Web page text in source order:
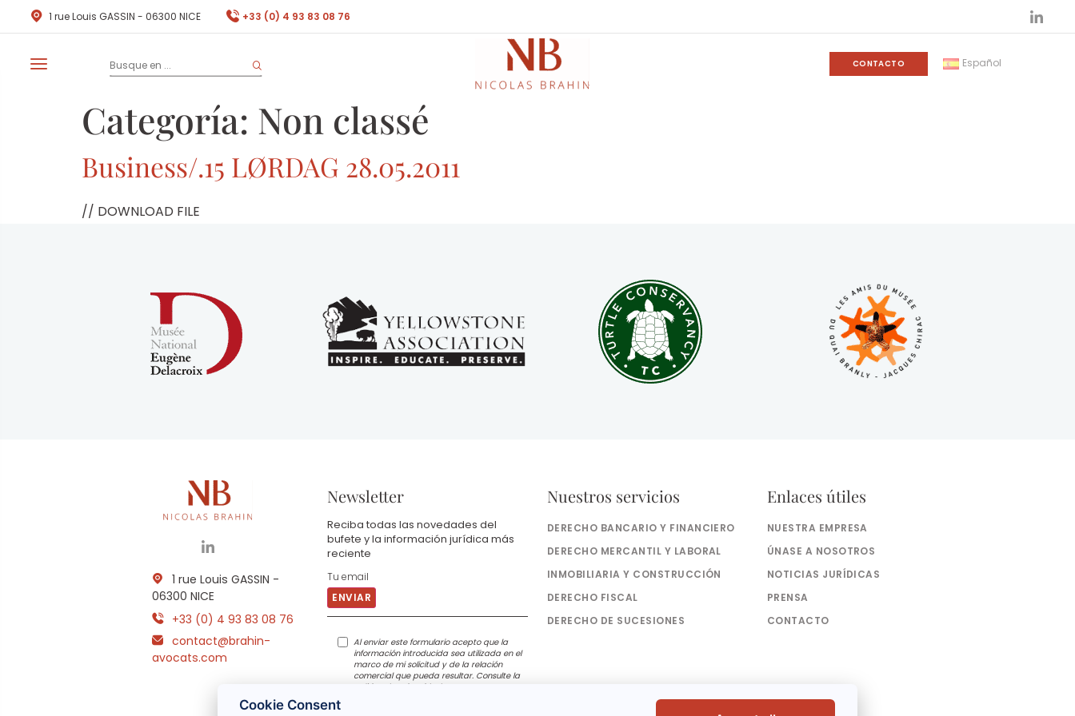
1 rue Louis GASSIN - 06300 NICE +33 (0) 4 93 83 08 76
CONTACTO Español
Categoría: Non classé
Business/.15 LØRDAG 28.05.2011
// DOWNLOAD FILE
1 rue Louis GASSIN -
06300 NICE
+33 (0) 4 93 83 08 76
contact@brahin-
avocats.com
Newsletter
Reciba todas las novedades del
bufete y la información jurídica más
reciente
Al enviar este formulario acepto que la
información introducida sea utilizada en el
marco de mi solicitud y de la relación
comercial que pueda resultar. Consulte la
política de privacidad.
Nuestros servicios
DERECHO BANCARIO Y FINANCIERO
DERECHO MERCANTIL Y LABORAL
INMOBILIARIA Y CONSTRUCCIÓN
DERECHO FISCAL
DERECHO DE SUCESIONES
Enlaces útiles
NUESTRA EMPRESA
ÚNASE A NOSOTROS
NOTICIAS JURÍDICAS
PRENSA
CONTACTO
Cookie Consent